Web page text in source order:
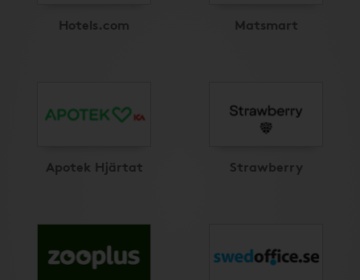
Hotels.com Matsmart
Apotek Hjärtat Strawberry